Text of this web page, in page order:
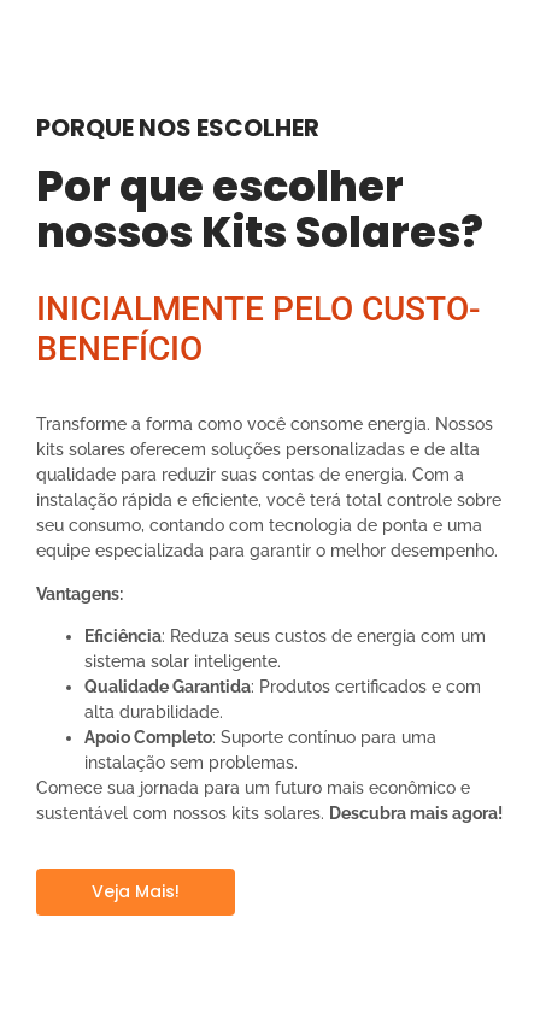
PORQUE NOS ESCOLHER
Por que escolher
nossos Kits Solares?
INICIALMENTE PELO CUSTO-
BENEFÍCIO
Transforme a forma como você consome energia. Nossos
kits solares oferecem soluções personalizadas e de alta
qualidade para reduzir suas contas de energia. Com a
instalação rápida e eficiente, você terá total controle sobre
seu consumo, contando com tecnologia de ponta e uma
equipe especializada para garantir o melhor desempenho.
Vantagens:
Eficiência: Reduza seus custos de energia com um
sistema solar inteligente.
Qualidade Garantida: Produtos certificados e com
alta durabilidade.
Apoio Completo: Suporte contínuo para uma
instalação sem problemas.
Comece sua jornada para um futuro mais econômico e
sustentável com nossos kits solares. Descubra mais agora!
Veja Mais!